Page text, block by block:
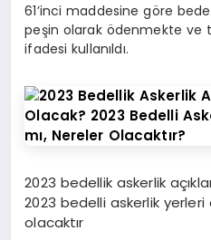
61’inci maddesine göre
peşin olarak ödenmekte ve
ifadesi kullanıldı.
2023 bedellik askerlik
2023 bedelli askerlik yerleri
olacaktır